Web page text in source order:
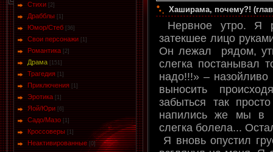
Стихи [2]
Драбблы [1]
Юмор/Стеб [36]
Свои персонажи [1]
Романтика [2]
Драма [151]
Трагедия [1]
Приключения [1]
Эротика [1]
Яой/Юри [6]
Садо/Мазо [1]
Кроссоверы [1]
Неактивированные [0]
Хаширама, почему?!
Нервное утро. Я
затекшее лицо
Он лежал рядом,
слегка постанывал
надо!!!» –
выносить
забыться так
напились же мы в
слегка болела...
Я вновь опустил